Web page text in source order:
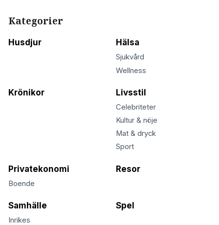
Kategorier
Husdjur Hälsa
Sjukvård
Wellness
Krönikor Livsstil
Celebriteter
Kultur & nöje
Mat & dryck
Sport
Privatekonomi
Boende
Resor
Samhälle
Inrikes
Spel